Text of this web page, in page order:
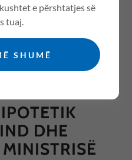
DHE
e përshtatjes së
tuaj.
SHUMË